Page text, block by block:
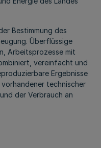
Bestimmung des
Überflüssige
Arbeitsprozesse mit
vereinfacht und
Ergebnisse
technischer
der Verbrauch an